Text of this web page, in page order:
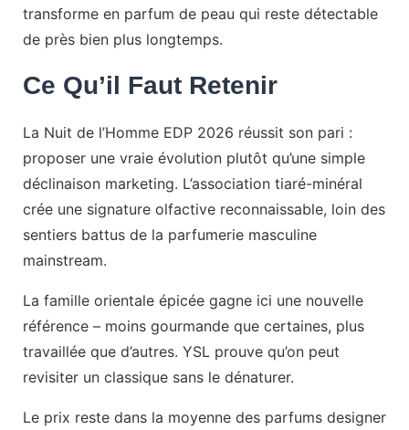
transforme en parfum de peau qui reste détectable
de près bien plus longtemps.
Ce Qu’il Faut Retenir
La Nuit de l’Homme EDP 2026 réussit son pari :
proposer une vraie évolution plutôt qu’une simple
déclinaison marketing. L’association tiaré-minéral
crée une signature olfactive reconnaissable, loin des
sentiers battus de la parfumerie masculine
mainstream.
La famille orientale épicée gagne ici une nouvelle
référence – moins gourmande que certaines, plus
travaillée que d’autres. YSL prouve qu’on peut
revisiter un classique sans le dénaturer.
Le prix reste dans la moyenne des parfums designer